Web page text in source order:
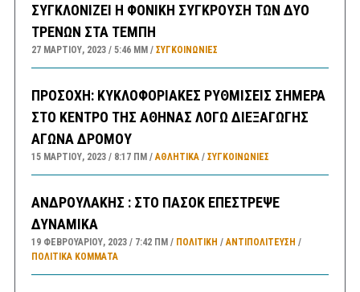
ΣΥΓΚΛΟΝΙΖΕΙ Η ΦΟΝΙΚΗ ΣΥΓΚΡΟΥΣΗ ΤΩΝ ΔΥΟ
ΤΡΕΝΩΝ ΣΤΑ ΤΕΜΠΗ
27 ΜΑΡΤΊΟΥ, 2023 5:46 ΜΜ ΣΥΓΚΟΙΝΩΝΊΕΣ
ΠΡΟΣΟΧΗ: ΚΥΚΛΟΦΟΡΙΑΚΕΣ ΡΥΘΜΙΣΕΙΣ ΣΗΜΕΡΑ
ΣΤΟ ΚΕΝΤΡΟ ΤΗΣ ΑΘΗΝΑΣ ΛΟΓΩ ΔΙΕΞΑΓΩΓΗΣ
ΑΓΩΝΑ ΔΡΟΜΟΥ
15 ΜΑΡΤΊΟΥ, 2023 8:17 ΠΜ ΑΘΛΗΤΙΚΑ/ ΣΥΓΚΟΙΝΩΝΊΕΣ
ΑΝΔΡΟΥΛΑΚΗΣ : ΣΤΟ ΠΑΣΟΚ ΕΠΕΣΤΡΕΨΕ
ΔΥΝΑΜΙΚΑ
19 ΦΕΒΡΟΥΑΡΊΟΥ, 2023 7:42 ΠΜ ΠΟΛΙΤΙΚΗ / ΑΝΤΙΠΟΛΊΤΕΥΣΗ /
ΠΟΛΙΤΙΚΆ ΚΌΜΜΑΤΑ